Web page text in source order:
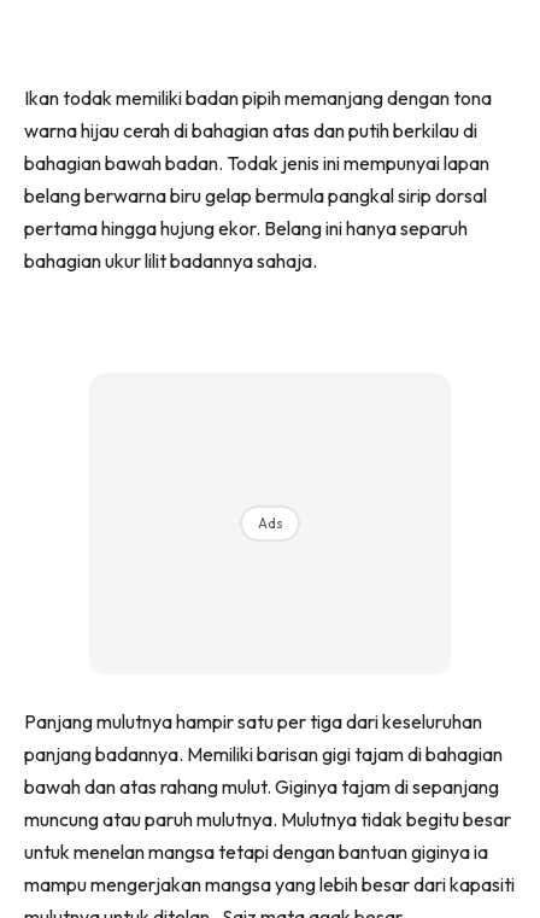
Ikan todak memiliki badan pipih memanjang dengan tona
warna hijau cerah di bahagian atas dan putih berkilau di
bahagian bawah badan. Todak jenis ini mempunyai lapan
belang berwarna biru gelap bermula pangkal sirip dorsal
pertama hingga hujung ekor. Belang ini hanya separuh
bahagian ukur lilit badannya sahaja.
Ads
Panjang mulutnya hampir satu per tiga dari keseluruhan
panjang badannya. Memiliki barisan gigi tajam di bahagian
bawah dan atas rahang mulut. Giginya tajam di sepanjang
muncung atau paruh mulutnya. Mulutnya tidak begitu besar
untuk menelan mangsa tetapi dengan bantuan giginya ia
mampu mengerjakan mangsa yang lebih besar dari kapasiti